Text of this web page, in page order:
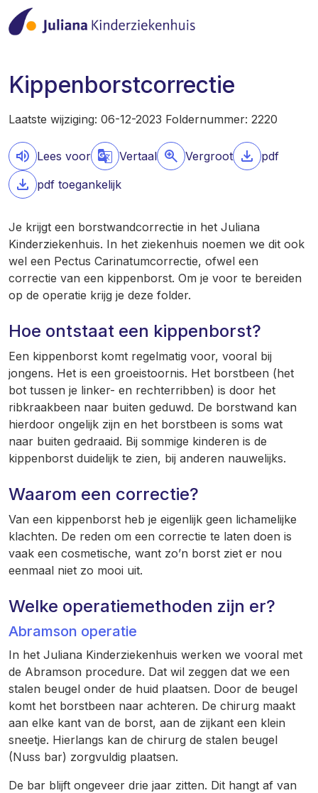
Kippenborstcorrectie
Laatste wijziging: 06-12-2023 Foldernummer: 2220
Lees voor Vertaal Vergroot
pdf
pdf toegankelijk
Je krijgt een borstwandcorrectie in het Juliana
Kinderziekenhuis. In het ziekenhuis noemen we dit ook
wel een Pectus Carinatumcorrectie, ofwel een
correctie van een kippenborst. Om je voor te bereiden
op de operatie krijg je deze folder.
Hoe ontstaat een kippenborst?
Een kippenborst komt regelmatig voor, vooral bij
jongens. Het is een groeistoornis. Het borstbeen (het
bot tussen je linker- en rechterribben) is door het
ribkraakbeen naar buiten geduwd. De borstwand kan
hierdoor ongelijk zijn en het borstbeen is soms wat
naar buiten gedraaid. Bij sommige kinderen is de
kippenborst duidelijk te zien, bij anderen nauwelijks.
Waarom een correctie?
Van een kippenborst heb je eigenlijk geen lichamelijke
klachten. De reden om een correctie te laten doen is
vaak een cosmetische, want zo’n borst ziet er nou
eenmaal niet zo mooi uit.
Welke operatiemethoden zijn er?
Abramson operatie
In het Juliana Kinderziekenhuis werken we vooral met
de Abramson procedure. Dat wil zeggen dat we een
stalen beugel onder de huid plaatsen. Door de beugel
komt het borstbeen naar achteren. De chirurg maakt
aan elke kant van de borst, aan de zijkant een klein
sneetje. Hierlangs kan de chirurg de stalen beugel
(Nuss bar) zorgvuldig plaatsen.
De bar blijft ongeveer drie jaar zitten. Dit hangt af van